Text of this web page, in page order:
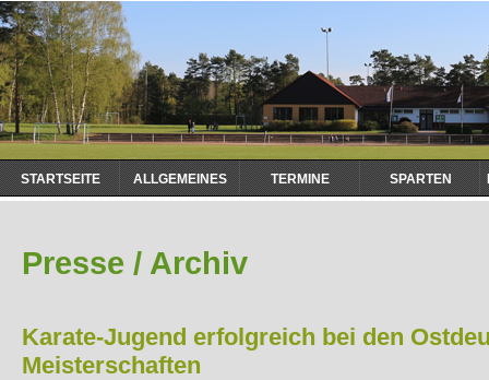
Navigation
überspringen
STARTSEITE ALLGEMEINES TERMINE SPARTEN
Presse / Archiv
Karate-Jugend erfolgreich bei den
Meisterschaften